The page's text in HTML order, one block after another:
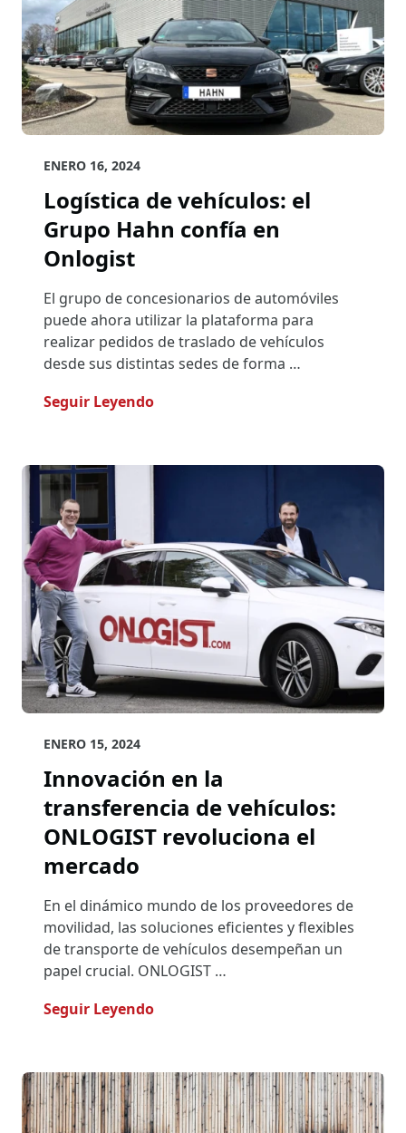
ENERO 16, 2024
Logística de vehículos: el
Grupo Hahn confía en
Onlogist
El grupo de concesionarios de automóviles
puede ahora utilizar la plataforma para
realizar pedidos de traslado de vehículos
desde sus distintas sedes de forma …
Seguir Leyendo- Logística De Vehículos: El Grupo
ENERO 15, 2024
Innovación en la
transferencia de vehículos:
ONLOGIST revoluciona el
mercado
En el dinámico mundo de los proveedores de
movilidad, las soluciones eficientes y flexibles
de transporte de vehículos desempeñan un
papel crucial. ONLOGIST …
Seguir Leyendo- Innovación En La Transferencia